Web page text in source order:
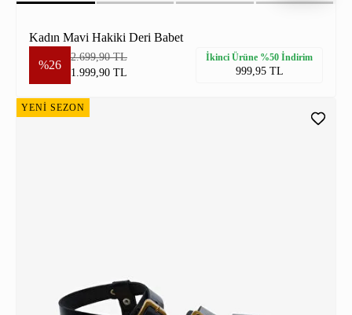
Kadın Mavi Hakiki Deri Babet
%26
2.699,90 TL
1.999,90 TL
İkinci Ürüne %50 İndirim
999,95 TL
YENİ SEZON